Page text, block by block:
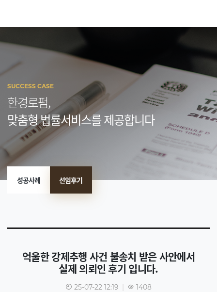
SUCCESS CASE
한경로펌,
맞춤형 법률서비스를 제공합니다
성공사례 선임후기
억울한 강제추행 사건 불송치 받은 사안에서
실제 의뢰인 후기 입니다.
25-07-22 12:19 | 1408